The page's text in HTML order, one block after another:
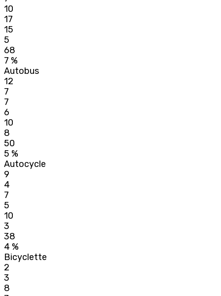
10
17
15
5
68
7 %
Autobus
12
7
7
6
10
8
50
5 %
Autocycle
9
4
7
5
10
3
38
4 %
Bicyclette
2
3
8